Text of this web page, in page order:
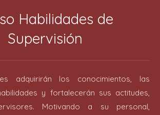
Habilidades de
Supervisión
adquirirán los conocimientos, las
y fortalecerán sus actitudes,
Motivando a su personal,